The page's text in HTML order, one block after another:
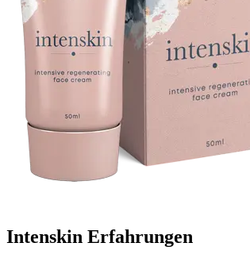
Intenskin Erfahrungen